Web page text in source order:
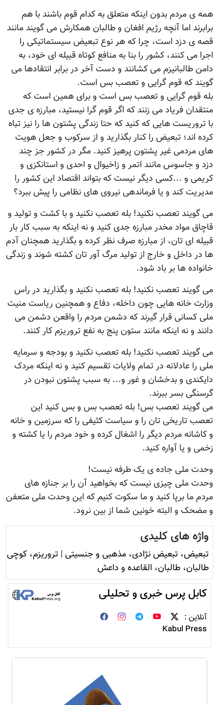
همه ی مردم بدون اینکه متعلق به کدام قوم باشند با هم
برابرند اما آنچه رژيم افغان و طالبان همکارش می گویند مانند
قصه ی دزد است، چرا که هر نوع تبعیض سیستماتیکی را
اجرا می کنند، کشور را بنا به منافع کوتاه قبیله ای خود، به
دامن طالبانیزم می کشانند و دست آخر در برابر انتقادها می
گویند که قوم گرایی و تعصب بس است.
بله قوم گرایی و تعصب بس است و برای همین است که
منتقدان فریاد می زنند که اگر قوم گرا نیستید، مبارزه ی جدی
با تروریست هایی که کنید که حتا زندگی پشتون ها را نیز تباه
کرده اند؛ تبعیض را کنار بگذارید و از سرکوب و جعل هویت
های مردمی غیر پشتون پرهیز کنید. مگر در کشور جز چند
دزد و جاسوس مانند اتمر و زاخیوال و احدی و استانکزی و
کریمی و ...کسی دیگر نیست که بتواند اقتصاد این کشور را
مدیریت کند و یا فرماندهی نیروی های نظامی را پیش ببرد؟
می گویند تعصب نکنید! بله تعصب نکنید و با کشت و تولید و
قاچاق مواد مخدر مبارزه جدی کنید و نه اینکه به سبب کار بار
قبیله ای تان، از مبارزه صرف نظر کرده و بگذارید همچنان آدم
ها در داخل و خارج از تولید مرگ آور تان کشته شوند و زندگی
خانواده ها بر باد شود.
می گویند تعصب نکنید! بله تعصب نکنید و بگذارید در راس
وزارت خانه هایی چون داخله، دفاع و همچنین ریاست منیت
ملی کسانی قرار گیرند که دشمن مردم را واقعن دشمن می
دانند و نه اینکه مانند ستون پنج به نفع تروریزم کار کنند.
می گویند تعصب نکنید! بله تعصب نکنید و بودجه و سرمایه
ملی را عادلانه در تمام ولایات تقسیم کنید و نه اینکه مردک
دایکندی و بدخشان و غور و... به سبب پشتون نبودن در
گرسنگی بسر ببرند.
می گویند تعصب بس! بله تعصب بس و بس کنید این
تعصب تاریخی تان را و سیاست کثیفی را که سرزمین و خانه
و کاشانه مردم دیگر را اشغال کرده و خود مردم را یا کشته و
زخمی و یا آواره کنید.
وحدت ملی جاده ی یک طرفه نیست!
وحدت ملی چیزی نیست که بخواهید آن را بر جنازه های
مردم ما برپا کنید و ما سکوت کنیم که این وحدت ملی متعفن
و مضحک و البته خونین شما از بین نرود.
واژه های کلیدی
تبعیض، تبعیض نژادی، مذهبی و جنسیتی | تروريزم، کوچی
طالبان، طالبان، القاعده و داعش
کابل پرس خبری و تحلیلی
آنلاین :
Kabul Press